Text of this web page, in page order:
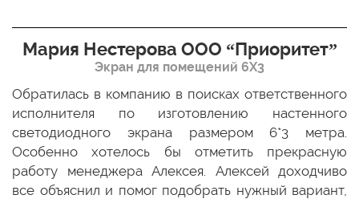
Мария Нестерова ООО “Приоритет”
Экран для помещений 6Х3
Обратилась в компанию в поисках ответственного
исполнителя по изготовлению настенного
светодиодного экрана размером 6*3 метра.
Особенно хотелось бы отметить прекрасную
работу менеджера Алексея. Алексей доходчиво
все объяснил и помог подобрать нужный вариант,